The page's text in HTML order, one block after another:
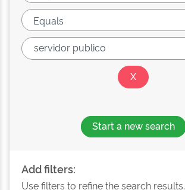
Start a new search
Add filters:
Use filters to refine the search results.